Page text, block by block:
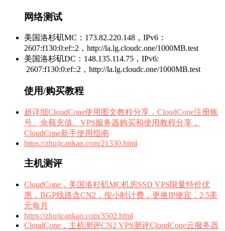
网络测试
美国洛杉矶MC：173.82.220.148，IPv6：
2607:f130:0:ef::2，http://la.lg.cloudc.one/1000MB.test
美国洛杉矶DC：148.135.114.75，IPv6:
2607:f130:0:ef::2，http://la.lg.cloudc.one/1000MB.test
使用/购买教程
超详细CloudCone使用图文教程分享，CloudCone注册账
号、余额充值、VPS服务器购买和使用教程分享，
CloudCone新手使用指南
https://zhujicankao.com/21330.html
主机测评
CloudCone，美国洛杉矶MC机房SSD VPS限量特价优
惠，BGP线路含CN2，按小时计费，更换IP便宜，2.5美
元每月
https://zhujicankao.com/3502.html
CloudCone，主机测评CN2 VPS测评CloudCone云服务器